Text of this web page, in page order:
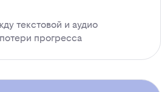
текстовой и аудио
прогресса